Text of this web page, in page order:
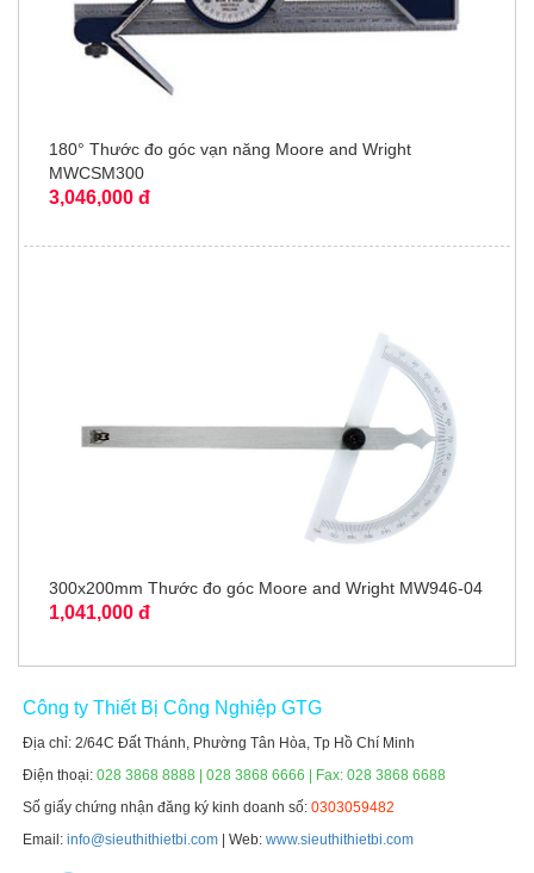
180° Thước đo góc vạn năng Moore and Wright
MWCSM300
3,046,000 đ
300x200mm Thước đo góc Moore and Wright MW946-04
1,041,000 đ
Công ty Thiết Bị Công Nghiệp GTG
Địa chỉ: 2/64C Đất Thánh, Phường Tân Hòa, Tp Hồ Chí Minh
Điện thoại:028 3868 8888 | 028 3868 6666 | Fax: 028 3868 6688
Số giấy chứng nhận đăng ký kinh doanh số:0303059482
Email:info@sieuthithietbi.com | Web:www.sieuthithietbi.com